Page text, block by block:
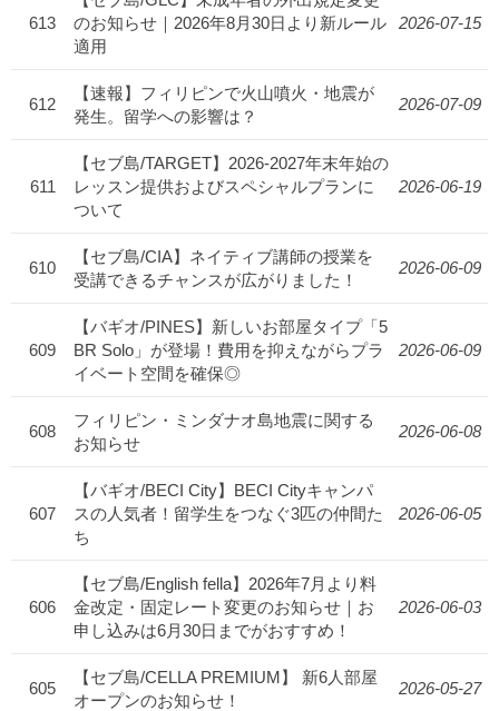
613
のお知らせ｜2026年8月30日より新ルール
適用
2026-07-15
612
【速報】フィリピンで火山噴火・地震が
発生。留学への影響は？
2026-07-09
611
【セブ島/TARGET】2026-2027年末年始の
レッスン提供およびスペシャルプランに
ついて
2026-06-19
610
【セブ島/CIA】ネイティブ講師の授業を
受講できるチャンスが広がりました！
2026-06-09
609
【バギオ/PINES】新しいお部屋タイプ「5
BR Solo」が登場！費用を抑えながらプラ
イベート空間を確保◎
2026-06-09
608
フィリピン・ミンダナオ島地震に関する
お知らせ
2026-06-08
607
【バギオ/BECI City】BECI Cityキャンパ
スの人気者！留学生をつなぐ3匹の仲間た
ち
2026-06-05
606
【セブ島/English fella】2026年7月より料
金改定・固定レート変更のお知らせ｜お
申し込みは6月30日までがおすすめ！
2026-06-03
605
【セブ島/CELLA PREMIUM】 新6人部屋
オープンのお知らせ！
2026-05-27